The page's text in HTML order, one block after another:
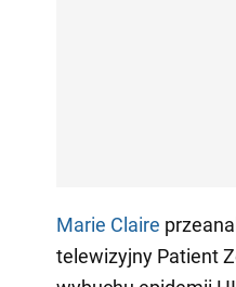
Marie Claire
telewizyjny Patient